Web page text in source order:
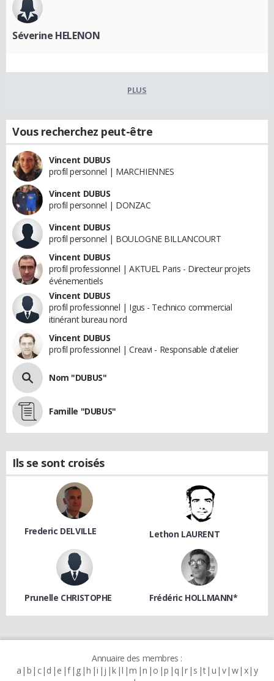
Séverine HELENON
PLUS
Vous recherchez peut-être
Vincent DUBUS
profil personnel | MARCHIENNES
Vincent DUBUS
profil personnel | DONZAC
Vincent DUBUS
profil personnel | BOULOGNE BILLANCOURT
Vincent DUBUS
profil professionnel | AKTUEL Paris - Directeur projets
événementiels
Vincent DUBUS
profil professionnel | Igus - Technico commercial
itinérant bureau nord
Vincent DUBUS
profil professionnel | Creavi - Responsable d'atelier
Nom "DUBUS"
Famille "DUBUS"
Ils se sont croisés
Frederic DELVILLE Lethon LAURENT
Prunelle CHRISTOPHE Frédéric HOLLMANN*
Annuaire des membres :
a b c d e f g h i j k l m n o p q r s t u v w x y